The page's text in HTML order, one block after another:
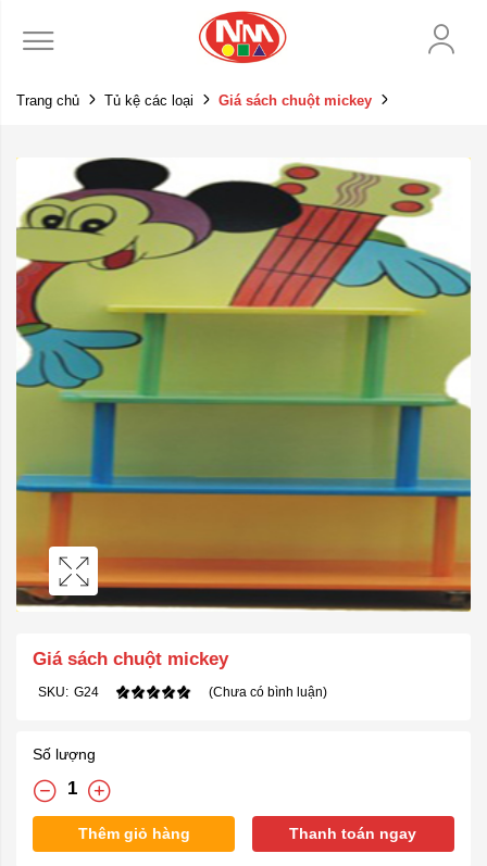
Trang chủ Tủ kệ các loại Giá sách chuột mickey
Giá sách chuột mickey
SKU: G24 (Chưa có bình luận)
Số lượng
Thêm giỏ hàng Thanh toán ngay